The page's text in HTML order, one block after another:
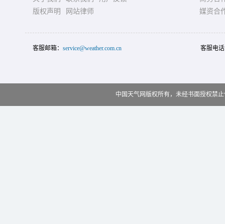
版权声明
网站律师
媒资合
客服邮箱： service@weather.com.cn 客服电
中国天气网版权所有，未经书面授权